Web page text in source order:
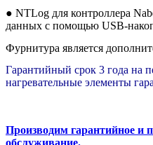
● NTLog для контроллера
данных с помощью USB-
Фурнитура является
Гарантийный срок 3 года на
нагревательные элементы
Производим гарантийное и
обслуживание.